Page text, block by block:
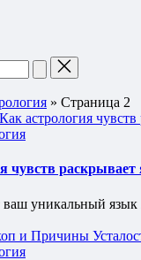
» Страница 2
чувств
ваш уникальный